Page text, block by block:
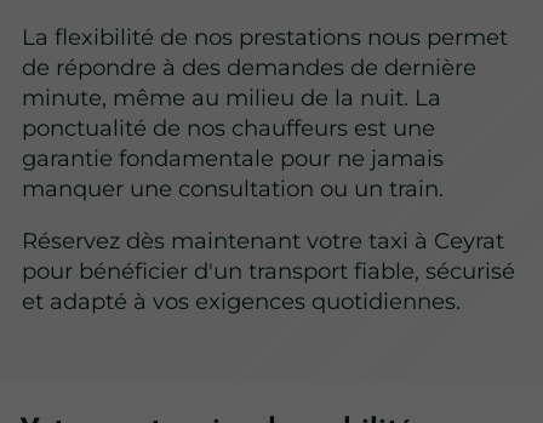
La flexibilité de nos prestations nous permet
de répondre à des demandes de dernière
minute, même au milieu de la nuit. La
ponctualité de nos chauffeurs est une
garantie fondamentale pour ne jamais
manquer une consultation ou un train.
Réservez dès maintenant votre taxi à Ceyrat
pour bénéficier d'un transport fiable, sécurisé
et adapté à vos exigences quotidiennes.